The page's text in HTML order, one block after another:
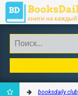
booksdaily.club